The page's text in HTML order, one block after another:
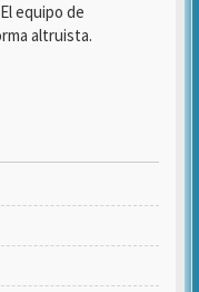
equipo de
altruista.